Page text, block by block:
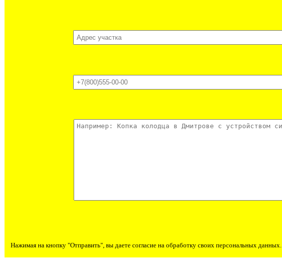
Нажимая на кнопку "Отправить", вы даете согласие на обработку своих персональных данных.